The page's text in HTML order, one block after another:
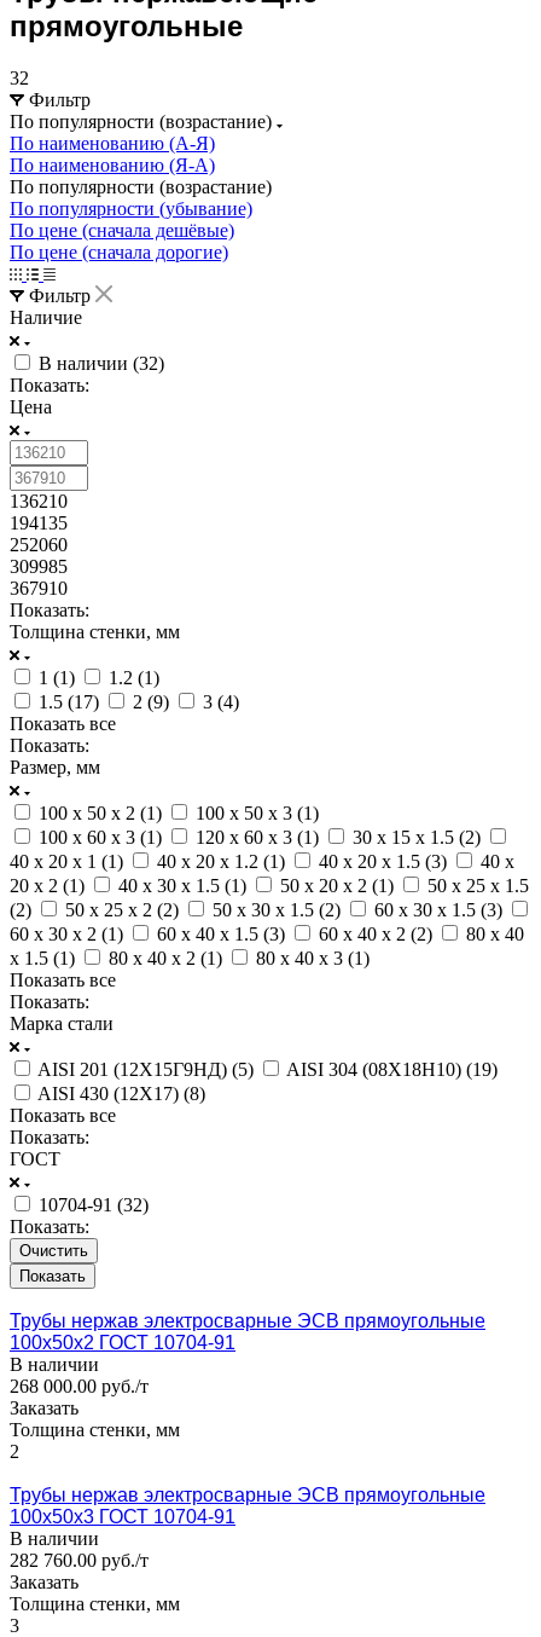
прямоугольные
32
Фильтр
По популярности (возрастание)
По наименованию (А-Я)
По наименованию (Я-А)
По популярности (возрастание)
По популярности (убывание)
По цене (сначала дешёвые)
По цене (сначала дорогие)
Фильтр
Наличие
В наличии (32)
Показать:
Цена
136210
194135
252060
309985
367910
Показать:
Толщина стенки, мм
1 (1) 1.2 (1)
1.5 (17) 2 (9) 3 (4)
Показать все
Показать:
Размер, мм
100 x 50 x 2 (1) 100 x 50 x 3 (1)
100 x 60 x 3 (1) 120 x 60 x 3 (1) 30 x 15 x 1.5 (2)
40 x 20 x 1 (1) 40 x 20 x 1.2 (1) 40 x 20 x 1.5 (3)
40 x
20 x 2 (1) 40 x 30 x 1.5 (1) 50 x 20 x 2 (1)
50 x 25 x 1.5
(2) 50 x 25 x 2 (2) 50 x 30 x 1.5 (2) 60 x 30 x 1.5 (3)
60 x 30 x 2 (1) 60 x 40 x 1.5 (3) 60 x 40 x 2 (2)
80 x 40
x 1.5 (1) 80 x 40 x 2 (1) 80 x 40 x 3 (1)
Показать все
Показать:
Марка стали
AISI 201 (12Х15Г9НД) (5) AISI 304 (08Х18H10) (19)
AISI 430 (12Х17) (8)
Показать все
Показать:
ГОСТ
10704-91 (32)
Показать:
Очистить
Трубы нержав электросварные ЭСВ прямоугольные
100x50x2 ГОСТ 10704-91
В наличии
268 000.00 руб./т
Заказать
Толщина стенки, мм
2
Трубы нержав электросварные ЭСВ прямоугольные
100x50x3 ГОСТ 10704-91
В наличии
282 760.00 руб./т
Заказать
Толщина стенки, мм
3